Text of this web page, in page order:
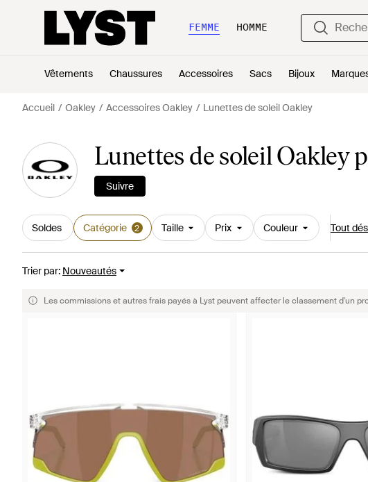
FEMME HOMME
Vêtements Chaussures Accessoires Sacs Bijoux
Accueil Oakley Accessoires Oakley Lunettes de soleil Oakley
Lunettes de soleil Oakley
Suivre
Soldes Catégorie 2 Taille Prix Couleur Tout
Trier par: Nouveautés
Les commissions et autres frais payés à Lyst peuvent affecter le classement d'un